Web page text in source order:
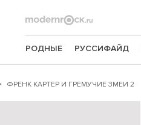
РОДНЫЕ РУССИФАЙД
ФРЕНК КАРТЕР И ГРЕМУЧИЕ ЗМЕИ 2